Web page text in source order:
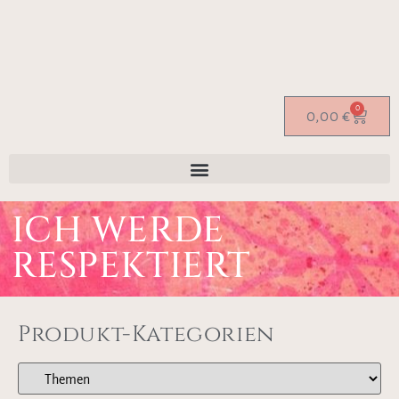
0,00 € 0
ICH WERDE
RESPEKTIERT
Produkt-Kategorien